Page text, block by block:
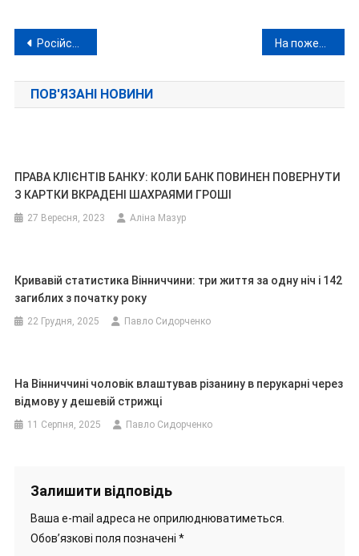
Навігація
записів
Російські пропагандисти вигадали черговий фейк про Вінниччину та ЗСУ
ПОВ'ЯЗАНІ НОВИНИ
ПРАВА КЛІЄНТІВ БАНКУ: КОЛИ БАНК ПОВИНЕН ПОВЕРНУТИ
З КАРТКИ ВКРАДЕНІ ШАХРАЯМИ ГРОШІ
27 Вересня, 2023 Аліна Мазур
Кривавій статистика Вінниччини: три життя за одну ніч і 142
загиблих з початку року
22 Грудня, 2025 Павло Сидорченко
На Вінниччині чоловік влаштував різанину в перукарні через
відмову у дешевій стрижці
11 Серпня, 2025 Павло Сидорченко
Залишити відповідь
Ваша e-mail адреса не оприлюднюватиметься.
Обов’язкові поля позначені *